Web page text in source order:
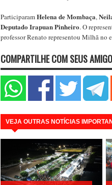
ParticiparamHelena de Mombaça,
Deputado Irapuan Pinheiro. O
professor Renato representou Milhã no
COMPARTILHE COM SEUS
VEJA OUTRAS NOTÍCIAS